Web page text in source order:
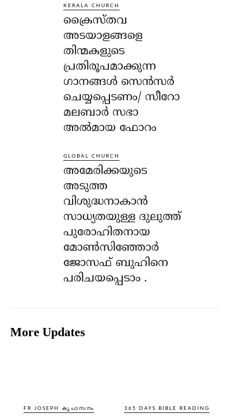
KERALA CHURCH
ക്രൈസ്തവ
അടയാളങ്ങളെ
തിന്മകളുടെ
പ്രതിരൂപമാക്കുന്ന
ഗാനങ്ങൾ സെൻസർ
ചെയ്യപ്പെടണം/ സീറോ
മലബാർ സഭാ
അൽമായ ഫോറം
GLOBAL CHURCH
അമേരിക്കയുടെ
അടുത്ത
വിശുദ്ധനാകാൻ
സാധ്യതയുള്ള ദുലുത്ത്
പുരോഹിതനായ
മോൺസിഞ്ഞോർ
ജോസഫ് ബുഹിനെ
പരിചയപ്പെടാം .
More Updates
FR JOSEPH കൃപാസനം 365 DAYS BIBLE READING